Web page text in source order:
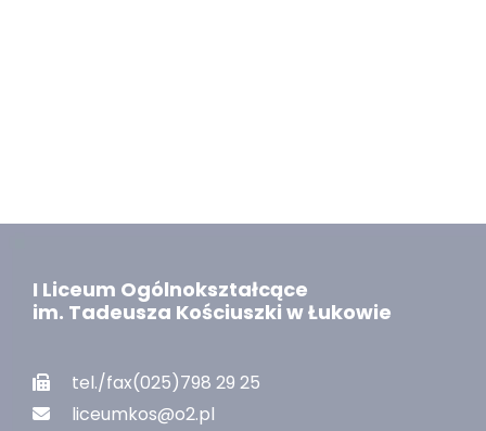
I Liceum Ogólnokształcące
im. Tadeusza Kościuszki w Łukowie
tel./fax(025)798 29 25
liceumkos@o2.pl